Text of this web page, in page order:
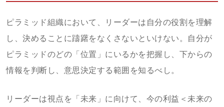
ピラミッド組織において、リーダーは自分の役割を理解
し、決めることに躊躇をなくさないといけない。自分が
ピラミッドのどの「位置」にいるかを把握し、下からの
情報を判断し、意思決定する範囲を知るべし。
リーダーは視点を「未来」に向けて、今の利益＜未来の